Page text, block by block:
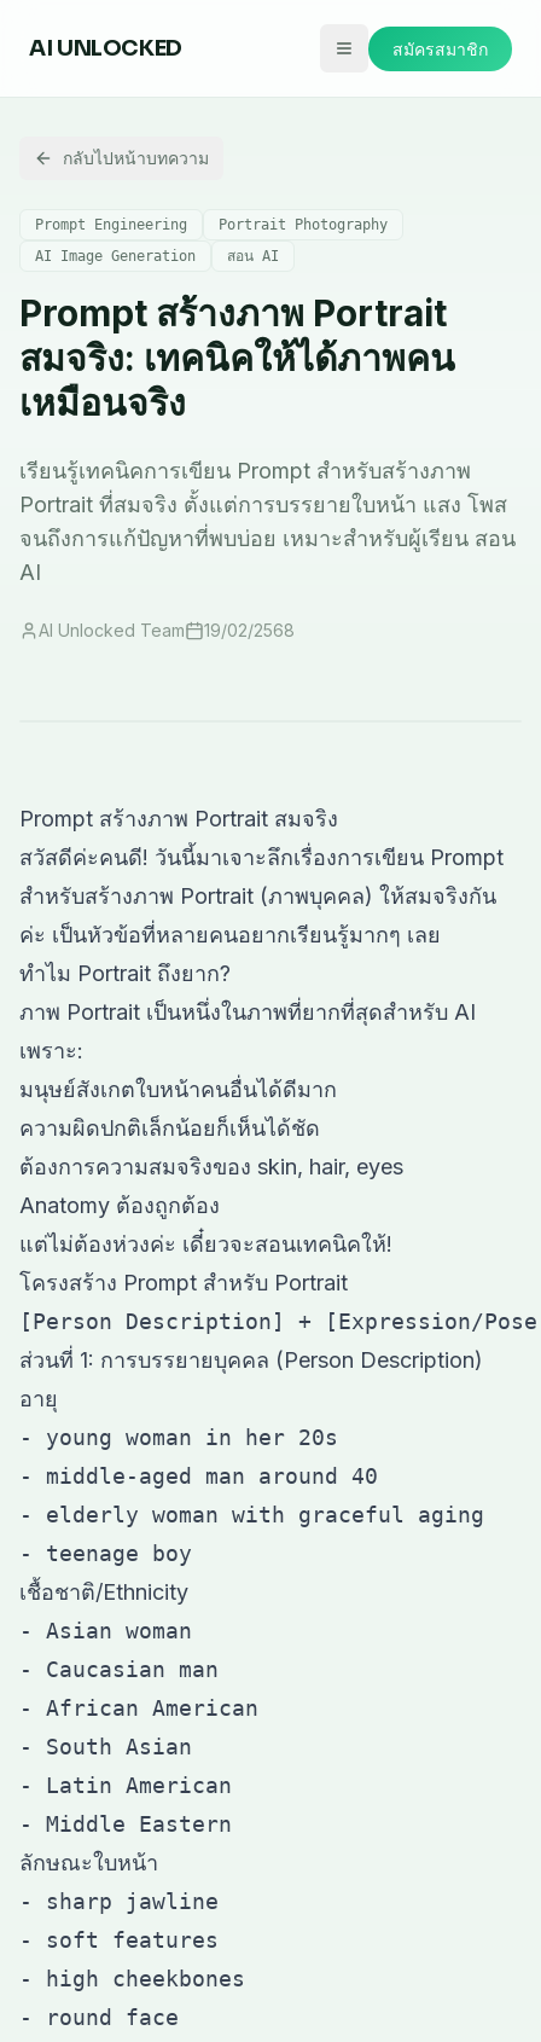
AI UNLOCKED สมัครสมาชิก
กลับไปหน้าบทความ
Prompt Engineering
Portrait Photography
AI Image Generation
สอน AI
Prompt สร้างภาพ Portrait
สมจริง: เทคนิคให้ได้ภาพคน
เหมือนจริง
เรียนรู้เทคนิคการเขียน Prompt สำหรับสร้างภาพ
Portrait ที่สมจริง ตั้งแต่การบรรยายใบหน้า แสง โพส
จนถึงการแก้ปัญหาที่พบบ่อย เหมาะสำหรับผู้เรียน สอน
AI
AI Unlocked Team 19/02/2568
Prompt สร้างภาพ Portrait สมจริง
สวัสดีค่ะคนดี! วันนี้มาเจาะลึกเรื่องการเขียน Prompt
สำหรับสร้างภาพ Portrait (ภาพบุคคล) ให้สมจริงกัน
ค่ะ เป็นหัวข้อที่หลายคนอยากเรียนรู้มากๆ เลย
ทำไม Portrait ถึงยาก?
ภาพ Portrait เป็นหนึ่งในภาพที่ยากที่สุดสำหรับ AI
เพราะ:
มนุษย์สังเกตใบหน้าคนอื่นได้ดีมาก
ความผิดปกติเล็กน้อยก็เห็นได้ชัด
ต้องการความสมจริงของ skin, hair, eyes
Anatomy ต้องถูกต้อง
แต่ไม่ต้องห่วงค่ะ เดี๋ยวจะสอนเทคนิคให้!
โครงสร้าง Prompt สำหรับ Portrait
ส่วนที่ 1: การบรรยายบุคคล (Person Description)
อายุ
- young woman in her 20s
- middle-aged man around 40
- elderly woman with graceful aging
เชื้อชาติ/Ethnicity
- Asian woman
- Caucasian man
- African American
- South Asian
- Latin American
ลักษณะใบหน้า
- sharp jawline
- soft features
- high cheekbones
- round face